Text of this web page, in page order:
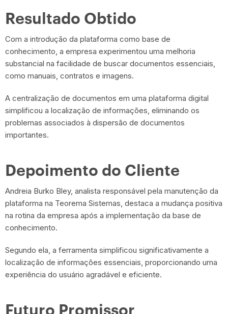
Resultado Obtido
Com a introdução da plataforma como base de
conhecimento, a empresa experimentou uma melhoria
substancial na facilidade de buscar documentos essenciais,
como manuais, contratos e imagens.
A centralização de documentos em uma plataforma digital
simplificou a localização de informações, eliminando os
problemas associados à dispersão de documentos
importantes.
Depoimento do Cliente
Andreia Burko Bley, analista responsável pela manutenção da
plataforma na Teorema Sistemas, destaca a mudança positiva
na rotina da empresa após a implementação da base de
conhecimento.
Segundo ela, a ferramenta simplificou significativamente a
localização de informações essenciais, proporcionando uma
experiência do usuário agradável e eficiente.
Futuro Promissor